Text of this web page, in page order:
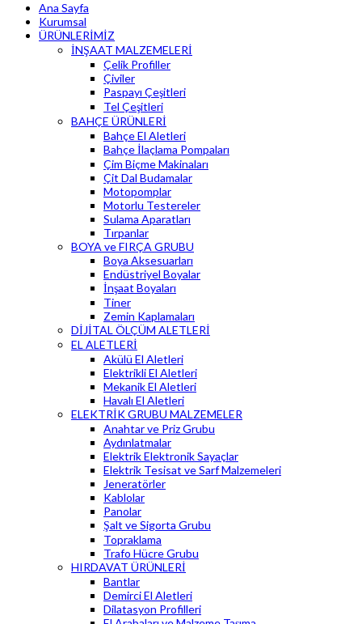
Ana Sayfa
Kurumsal
ÜRÜNLERİMİZ
İNŞAAT MALZEMELERİ
Çelik Profiller
Çiviler
Paspayı Çeşitleri
Tel Çeşitleri
BAHÇE ÜRÜNLERİ
Bahçe El Aletleri
Bahçe İlaçlama Pompaları
Çim Biçme Makinaları
Çit Dal Budamalar
Motopomplar
Motorlu Testereler
Sulama Aparatları
Tırpanlar
BOYA ve FIRÇA GRUBU
Boya Aksesuarları
Endüstriyel Boyalar
İnşaat Boyaları
Tiner
Zemin Kaplamaları
DİJİTAL ÖLÇÜM ALETLERİ
EL ALETLERİ
Akülü El Aletleri
Elektrikli El Aletleri
Mekanik El Aletleri
Havalı El Aletleri
ELEKTRİK GRUBU MALZEMELER
Anahtar ve Priz Grubu
Aydınlatmalar
Elektrik Elektronik Sayaçlar
Elektrik Tesisat ve Sarf Malzemeleri
Jeneratörler
Kablolar
Panolar
Şalt ve Sigorta Grubu
Topraklama
Trafo Hücre Grubu
HIRDAVAT ÜRÜNLERİ
Bantlar
Demirci El Aletleri
Dilatasyon Profilleri